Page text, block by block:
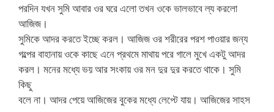
পরদিন যখন সুমি আবার ওর ঘরে এলো তখন ওকে ভালভাবে ল্য করলো
আজিজ।
সুমিকে আদর করতে ইচ্ছে করল। আজিজ ওর শরীরের পরশ পাওয়ার জন্য
গল্পের বাহানায় ওকে কাছে এনে প্রথমে মাথায় পরে গালে মুখে একটু আদর
করল। মনের মধ্যে ভয় আর সংকায় ওর মন দুর দুর করতে থাকে। সুমি
কিছু
বলে না। আদর পেয়ে আজিজের বুকের মধ্যে লেপ্টে যায়। আজিজের সাহস